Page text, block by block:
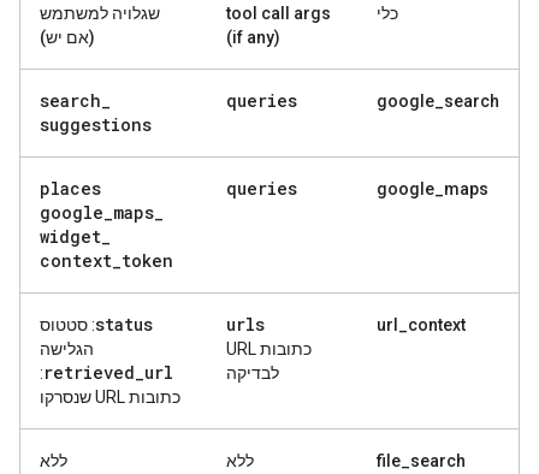
כלי
tool call args
(if any)
שגלויה למשתמש
(אם יש)
google_search
queries
search_
suggestions
google_maps
queries
places
google_maps_
widget_
context_token
url_context
urls
כתובות URL
לבדיקה
status: סטטוס
הגלישה
retrieved_url
:
כתובות URL שנסרקו
file_search ללא ללא